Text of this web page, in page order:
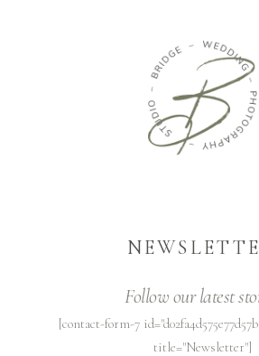
Follow our latest
[contact-form-7
title="Newsletter"]